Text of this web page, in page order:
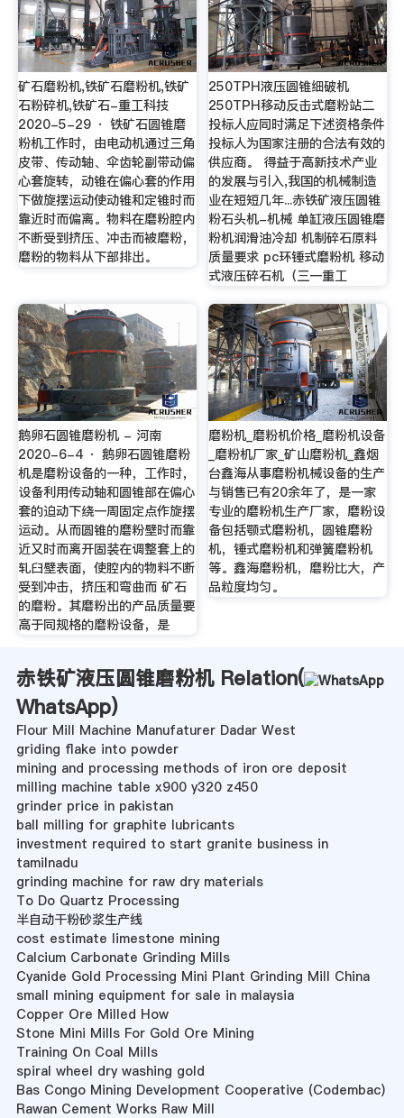
矿石磨粉机,铁矿石磨粉机,铁矿
石粉碎机,铁矿石-重工科技
2020-5-29 · 铁矿石圆锥磨
粉机工作时，由电动机通过三角
皮带、传动轴、伞齿轮副带动偏
心套旋转，动锥在偏心套的作用
下做旋摆运动使动锥和定锥时而
靠近时而偏离。物料在磨粉腔内
不断受到挤压、冲击而被磨粉，
磨粉的物料从下部排出。
250TPH液压圆锥细破机
250TPH移动反击式磨粉站二
投标人应同时满足下述资格条件
投标人为国家注册的合法有效的
供应商。 得益于高新技术产业
的发展与引入,我国的机械制造
业在短短几年...赤铁矿液压圆锥
粉石头机-机械 单缸液压圆锥磨
粉机润滑油冷却 机制碎石原料
质量要求 pc环锤式磨粉机 移动
式液压碎石机（三一重工
鹅卵石圆锥磨粉机 - 河南
2020-6-4 · 鹅卵石圆锥磨粉
机是磨粉设备的一种，工作时，
设备利用传动轴和圆锥部在偏心
套的迫动下绕一周固定点作旋摆
运动。从而圆锥的磨粉壁时而靠
近又时而离开固装在调整套上的
轧臼壁表面，使腔内的物料不断
受到冲击，挤压和弯曲而 矿石
的磨粉。其磨粉出的产品质量要
高于同规格的磨粉设备，是
磨粉机_磨粉机价格_磨粉机设备
_磨粉机厂家_矿山磨粉机_鑫烟
台鑫海从事磨粉机械设备的生产
与销售已有20余年了，是一家
专业的磨粉机生产厂家，磨粉设
备包括颚式磨粉机，圆锥磨粉
机，锤式磨粉机和弹簧磨粉机
等。鑫海磨粉机，磨粉比大，产
品粒度均匀。
赤铁矿液压圆锥磨粉机 Relation(
WhatsApp)
Flour Mill Machine Manufaturer Dadar West
griding flake into powder
mining and processing methods of iron ore deposit
milling machine table x900 y320 z450
grinder price in pakistan
ball milling for graphite lubricants
investment required to start granite business in
tamilnadu
grinding machine for raw dry materials
To Do Quartz Processing
半自动干粉砂浆生产线
cost estimate limestone mining
Calcium Carbonate Grinding Mills
Cyanide Gold Processing Mini Plant Grinding Mill China
small mining equipment for sale in malaysia
Copper Ore Milled How
Stone Mini Mills For Gold Ore Mining
Training On Coal Mills
spiral wheel dry washing gold
Bas Congo Mining Development Cooperative (Codembac)
Rawan Cement Works Raw Mill